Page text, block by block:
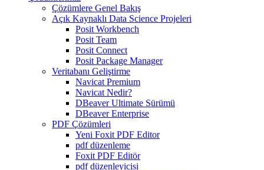
Çözümlere Genel Bakış
Açık Kaynaklı Data Science Projeleri
Posit Workbench
Posit Team
Posit Connect
Posit Package Manager
Veritabanı Geliştirme
Navicat Premium
Navicat Nedir?
DBeaver Ultimate Sürümü
DBeaver Enterprise
PDF Çözümleri
Yeni Foxit PDF Editor
pdf düzenleme
Foxit PDF Editör
pdf düzenleyicisi